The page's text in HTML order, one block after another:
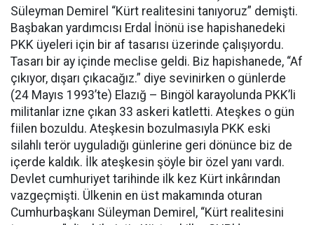
Süleyman Demirel “Kürt realitesini tanıyoruz” demişti.
Başbakan yardımcısı Erdal İnönü ise hapishanedeki
PKK üyeleri için bir af tasarısı üzerinde çalışıyordu.
Tasarı bir ay içinde meclise geldi. Biz hapishanede, “Af
çıkıyor, dışarı çıkacağız.” diye sevinirken o günlerde
(24 Mayıs 1993’te) Elazığ – Bingöl karayolunda PKK’li
militanlar izne çıkan 33 askeri katletti. Ateşkes o gün
fiilen bozuldu. Ateşkesin bozulmasıyla PKK eski
silahlı terör uyguladığı günlerine geri dönünce biz de
içerde kaldık. İlk ateşkesin şöyle bir özel yanı vardı.
Devlet cumhuriyet tarihinde ilk kez Kürt inkârından
vazgeçmişti. Ülkenin en üst makamında oturan
Cumhurbaşkanı Süleyman Demirel, “Kürt realitesini